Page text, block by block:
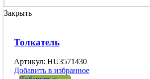
Закрыть
Толкатель
Артикул: HU3571430
Добавить в избранное